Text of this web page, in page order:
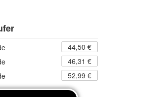
44,50 €
46,31 €
52,99 €
€